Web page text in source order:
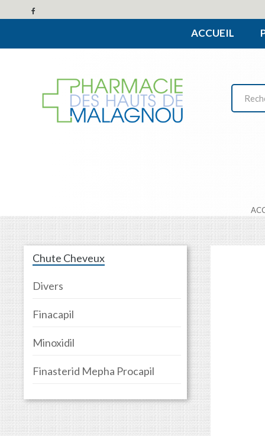
ACCUEIL
Chute Cheveux
Divers
Finacapil
Minoxidil
Finasterid Mepha Procapil